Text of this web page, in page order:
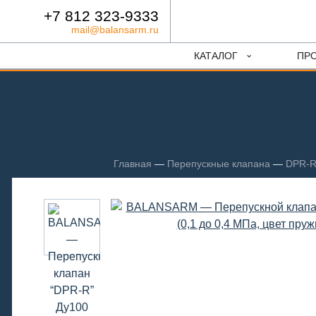
+7 812 323-9333
mail@balansarm.ru
КАТАЛОГ
Главная — Перепускные клапана — DPR-